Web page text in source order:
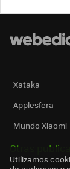
Xataka
Applesfera
Mundo Xiaomi
Otras
Utilizamos